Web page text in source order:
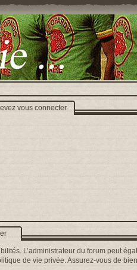
vous connecter.
L’administrateur du forum peut
de vie privée. Assurez-vous de